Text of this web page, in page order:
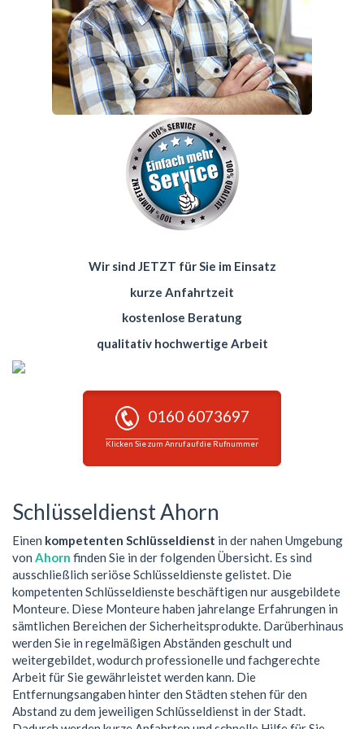
Wir sind JETZT für Sie im Einsatz
kurze Anfahrtzeit
kostenlose Beratung
qualitativ hochwertige Arbeit
0160 6073697
Klicken Sie zum Anruf auf die Rufnummer
Schlüsseldienst Ahorn
Einen kompetenten Schlüsseldienst in der nahen Umgebung
von Ahorn finden Sie in der folgenden Übersicht. Es sind
ausschließlich seriöse Schlüsseldienste gelistet. Die
kompetenten Schlüsseldienste beschäftigen nur ausgebildete
Monteure. Diese Monteure haben jahrelange Erfahrungen in
sämtlichen Bereichen der Sicherheitsprodukte. Darüberhinaus
werden Sie in regelmäßigen Abständen geschult und
weitergebildet, wodurch professionelle und fachgerechte
Arbeit für Sie gewährleistet werden kann. Die
Entfernungsangaben hinter den Städten stehen für den
Abstand zu dem jeweiligen Schlüsseldienst in der Stadt.